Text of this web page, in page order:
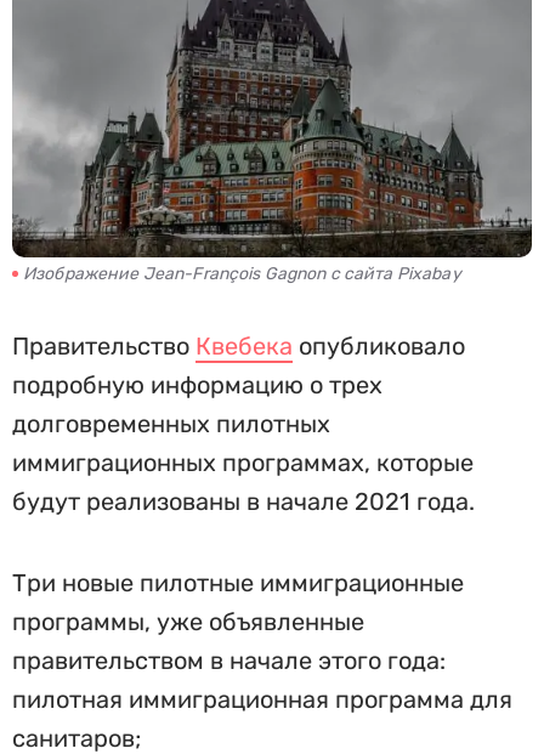
Изображение Jean-François Gagnon с сайта Pixabay
Правительство Квебека опубликовало
подробную информацию о трех
долговременных пилотных
иммиграционных программах, которые
будут реализованы в начале 2021 года.
Три новые пилотные иммиграционные
программы, уже объявленные
правительством в начале этого года:
пилотная иммиграционная программа для
санитаров;